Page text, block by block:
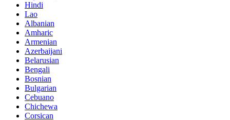
Hindi
Lao
Albanian
Amharic
Armenian
Azerbaijani
Belarusian
Bengali
Bosnian
Bulgarian
Cebuano
Chichewa
Corsican